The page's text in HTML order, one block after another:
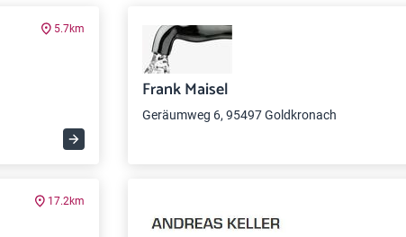
5.7km
Frank Maisel
Geräumweg 6, 95497 Goldkronach
17.2km